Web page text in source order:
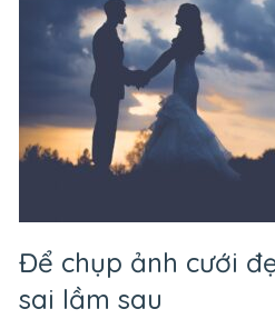
nay.
Để chụp ảnh cưới
sai lầm sau